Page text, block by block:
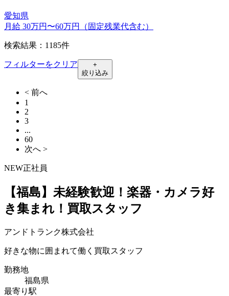
愛知県
月給 30万円〜60万円（固定残業代含む）
検索結果：1185件
フィルターをクリア
+
絞り込み
< 前へ
1
2
3
...
60
次へ >
NEW正社員
【福島】未経験歓迎！楽器・カメラ好
き集まれ！買取スタッフ
アンドトランク株式会社
好きな物に囲まれて働く買取スタッフ
勤務地
福島県
最寄り駅